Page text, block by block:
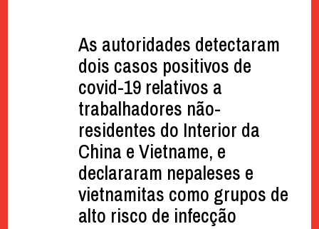
As autoridades detectaram
dois casos positivos de
covid-19 relativos a
trabalhadores não-
residentes do Interior da
China e Vietname, e
declararam nepaleses e
vietnamitas como grupos de
alto risco de infecção